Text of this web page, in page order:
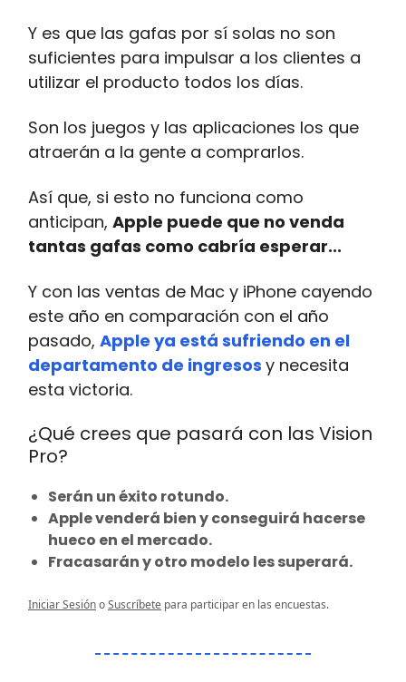
Y es que las gafas por sí solas no son
suficientes para impulsar a los clientes a
utilizar el producto todos los días.
Son los juegos y las aplicaciones los que
atraerán a la gente a comprarlos.
Así que, si esto no funciona como
anticipan, Apple puede que no venda
tantas gafas como cabría esperar...
Y con las ventas de Mac y iPhone cayendo
este año en comparación con el año
pasado, Apple ya está sufriendo en el
departamento de ingresos y necesita
esta victoria.
¿Qué crees que pasará con las Vision
Pro?
Serán un éxito rotundo.
Apple venderá bien y conseguirá hacerse
hueco en el mercado.
Fracasarán y otro modelo les superará.
Iniciar SesiónoSuscríbete para participar en las encuestas.